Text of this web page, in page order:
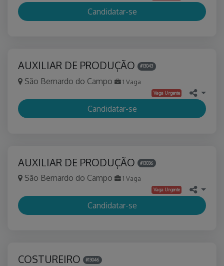
Candidatar-se
AUXILIAR DE PRODUÇÃO #13043
São Bernardo do Campo 1 Vaga
Vaga Urgente
Candidatar-se
AUXILIAR DE PRODUÇÃO #13036
São Bernardo do Campo 1 Vaga
Vaga Urgente
Candidatar-se
COSTUREIRO #13046